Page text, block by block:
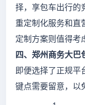
择，享包车出行的
重定制化服务和直
定制方案则值得考
四、郑州商务大巴
即便选择了正规平
键点需要留意，以